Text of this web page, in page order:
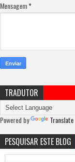
Mensagem*
TRADUTOR
Powered by Translate
PESQUISAR ESTE BLOG